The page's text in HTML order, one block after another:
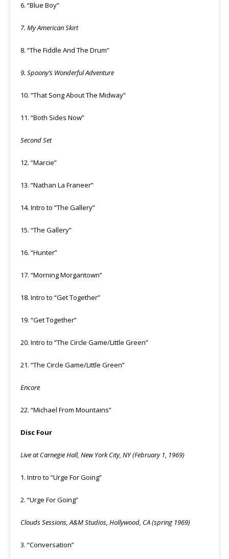
6. “Blue Boy”
7. My American Skirt
8. “The Fiddle And The Drum”
9. Spoony’s Wonderful Adventure
10. “That Song About The Midway”
11. “Both Sides Now”
Second Set
12. “Marcie”
13. “Nathan La Franeer”
14. Intro to “The Gallery”
15. “The Gallery”
16. “Hunter”
17. “Morning Morgantown”
18. Intro to “Get Together”
19. “Get Together”
20. Intro to “The Circle Game/Little Green”
21. “The Circle Game/Little Green”
Encore
22. “Michael From Mountains”
Disc Four
Live at Carnegie Hall, New York City, NY (February 1, 1969)
1. Intro to “Urge For Going”
2. “Urge For Going”
Clouds Sessions, A&M Studios, Hollywood, CA (spring 1969)
3. “Conversation”